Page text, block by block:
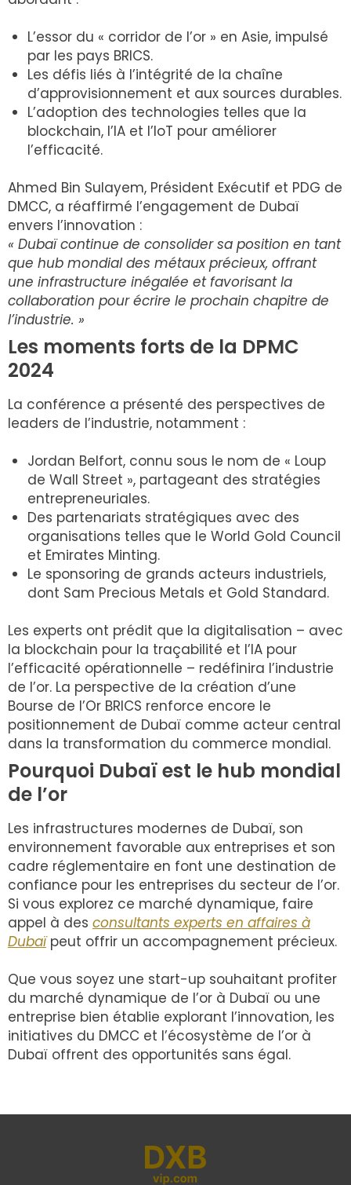
L’essor du « corridor de l’or » en Asie, impulsé
par les pays BRICS.
Les défis liés à l’intégrité de la chaîne
d’approvisionnement et aux sources durables.
L’adoption des technologies telles que la
blockchain, l’IA et l’IoT pour améliorer
l’efficacité.
Ahmed Bin Sulayem, Président Exécutif et PDG de
DMCC, a réaffirmé l’engagement de Dubaï
envers l’innovation :
« Dubaï continue de consolider sa position en tant
que hub mondial des métaux précieux, offrant
une infrastructure inégalée et favorisant la
collaboration pour écrire le prochain chapitre de
l’industrie. »
Les moments forts de la DPMC
2024
La conférence a présenté des perspectives de
leaders de l’industrie, notamment :
Jordan Belfort, connu sous le nom de « Loup
de Wall Street », partageant des stratégies
entrepreneuriales.
Des partenariats stratégiques avec des
organisations telles que le World Gold Council
et Emirates Minting.
Le sponsoring de grands acteurs industriels,
dont Sam Precious Metals et Gold Standard.
Les experts ont prédit que la digitalisation – avec
la blockchain pour la traçabilité et l’IA pour
l’efficacité opérationnelle – redéfinira l’industrie
de l’or. La perspective de la création d’une
Bourse de l’Or BRICS renforce encore le
positionnement de Dubaï comme acteur central
dans la transformation du commerce mondial.
Pourquoi Dubaï est le hub mondial
de l’or
Les infrastructures modernes de Dubaï, son
environnement favorable aux entreprises et son
cadre réglementaire en font une destination de
confiance pour les entreprises du secteur de l’or.
Si vous explorez ce marché dynamique, faire
appel à des consultants experts en affaires à
Dubaïpeut offrir un accompagnement précieux.
Que vous soyez une start-up souhaitant profiter
du marché dynamique de l’or à Dubaï ou une
entreprise bien établie explorant l’innovation, les
initiatives du DMCC et l’écosystème de l’or à
Dubaï offrent des opportunités sans égal.